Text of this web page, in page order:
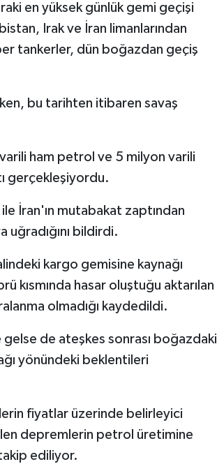
en yüksek günlük gemi geçişi
Irak ve İran limanlarından
tankerler, dün boğazdan geçiş
bu tarihten itibaren savaş
ham petrol ve 5 milyon varili
gerçekleşiyordu.
İran'ın mutabakat zaptından
uğradığını bildirdi.
kargo gemisine kaynağı
hasar oluştuğu aktarılan
olmadığı kaydedildi.
de ateşkes sonrası boğazdaki
yönündeki beklentileri
fiyatlar üzerinde belirleyici
depremlerin petrol üretimine
ediliyor.